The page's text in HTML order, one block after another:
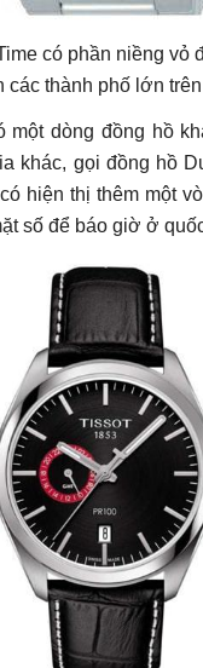
có phần niềng vỏ
các thành phố lớn
một dòng đồng hồ
khác, gọi đồng hồ
hiện thị thêm một
số để báo giờ ở